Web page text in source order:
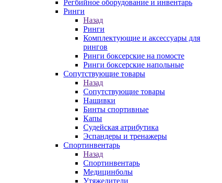
Регбийное оборудование и инвентарь
Ринги
Назад
Ринги
Комплектующие и аксессуары для
рингов
Ринги боксерские на помосте
Ринги боксерские напольные
Сопутствующие товары
Назад
Сопутствующие товары
Нашивки
Бинты спортивные
Капы
Судейская атрибутика
Эспандеры и тренажеры
Спортинвентарь
Назад
Спортинвентарь
Медицинболы
Утяжелители